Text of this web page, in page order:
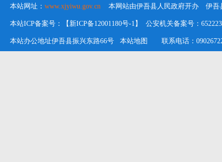
本站网址： www.xjyiwu.gov.cn 本网站由伊吾县人民政府开办 伊吾
本站ICP备案号：【新ICP备12001180号-1】 公安机关备案号：
本站办公地址伊吾县振兴东路66号 本站地图 联系电话：